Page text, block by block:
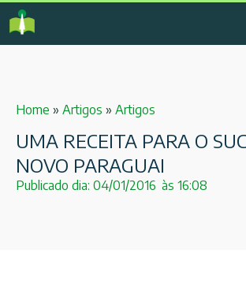
Home » Artigos » Artigos
UMA RECEITA PARA O
NOVO PARAGUAI
Publicado dia: 04/01/2016 às 16:08